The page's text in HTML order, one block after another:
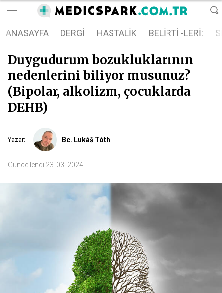
ANASAYFA DERGI HASTALIK BELIRTI -LERI:
Duygudurum bozukluklarının
nedenlerini biliyor musunuz?
(Bipolar, alkolizm, çocuklarda
DEHB)
Yazar: Bc. Lukáš Tóth
Güncellendi 23. 03. 2024